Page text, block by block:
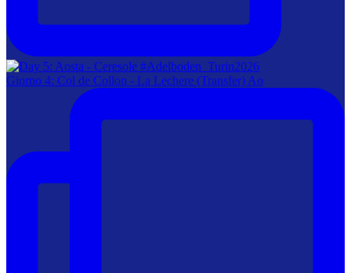
Giorno 4: Col de Collon - La Lechere (Transfer) Ao